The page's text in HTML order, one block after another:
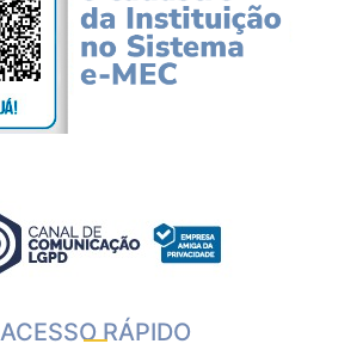
ACESSO RÁPIDO